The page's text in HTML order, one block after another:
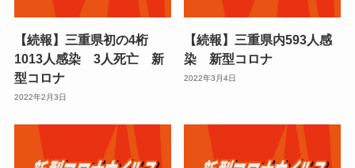
【続報】三重県初の4桁
1013人感染 3人死亡 新
型コロナ
2022年2月3日
【続報】三重県内593人感
染 新型コロナ
2022年3月4日